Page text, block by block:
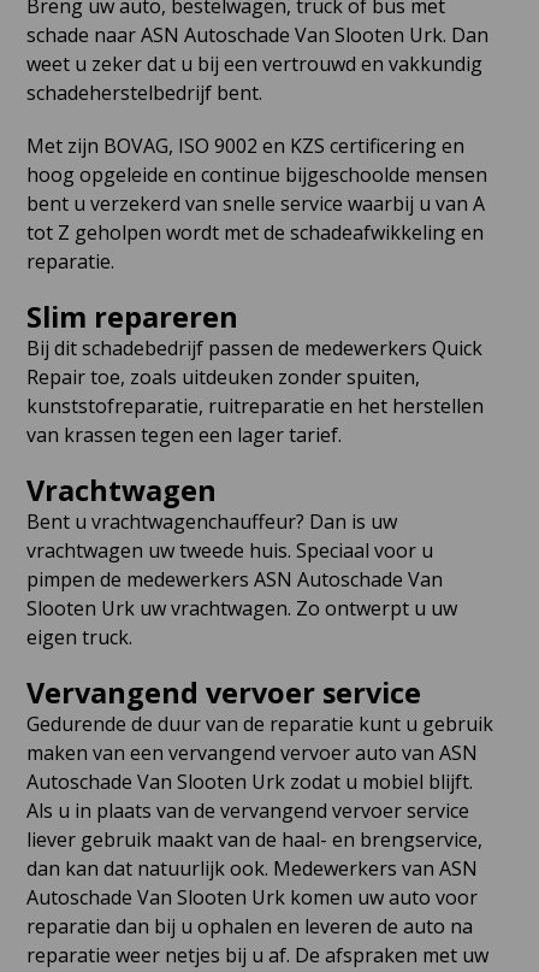
Breng uw auto, bestelwagen, truck of bus met
schade naar ASN Autoschade Van Slooten Urk. Dan
weet u zeker dat u bij een vertrouwd en vakkundig
schadeherstelbedrijf bent.
Met zijn BOVAG, ISO 9002 en KZS certificering en
hoog opgeleide en continue bijgeschoolde mensen
bent u verzekerd van snelle service waarbij u van A
tot Z geholpen wordt met de schadeafwikkeling en
reparatie.
Slim repareren
Bij dit schadebedrijf passen de medewerkers Quick
Repair toe, zoals uitdeuken zonder spuiten,
kunststofreparatie, ruitreparatie en het herstellen
van krassen tegen een lager tarief.
Vrachtwagen
Bent u vrachtwagenchauffeur? Dan is uw
vrachtwagen uw tweede huis. Speciaal voor u
pimpen de medewerkers ASN Autoschade Van
Slooten Urk uw vrachtwagen. Zo ontwerpt u uw
eigen truck.
Vervangend vervoer service
Gedurende de duur van de reparatie kunt u gebruik
maken van een vervangend vervoer auto van ASN
Autoschade Van Slooten Urk zodat u mobiel blijft.
Als u in plaats van de vervangend vervoer service
liever gebruik maakt van de haal- en brengservice,
dan kan dat natuurlijk ook. Medewerkers van ASN
Autoschade Van Slooten Urk komen uw auto voor
reparatie dan bij u ophalen en leveren de auto na
reparatie weer netjes bij u af. De afspraken met uw